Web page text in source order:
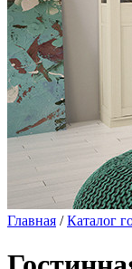
Главная /Каталог